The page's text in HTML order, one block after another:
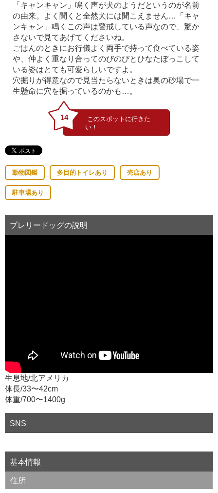
「キャンキャン」鳴く声が犬のようだというのが名前
の由来。よく聞くと全然犬には聞こえません…「キャ
ンキャン」鳴くこの声は警戒している声なので、驚か
さないで見てあげてくださいね。
ごはんのときにお行儀よく両手で持って食べている姿
や、仲よく重なり合ってのびのびとひなたぼっこして
いる姿はとても可愛らしいですよ。
穴掘りが得意なので見当たらないときは奥の砂場で一
生懸命に穴を掘っているのかも…。
14
動物図鑑 多目的トイレあり 売店あり
駐車場あり
プレリードッグの説明
生息地/北アメリカ
体長/33〜42cm
体重/700〜1400g
SNS
基本情報
住所